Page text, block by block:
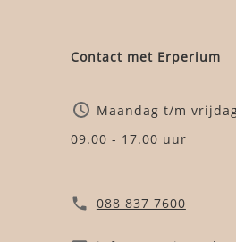
Contact met Erperium
Maandag t/m
09.00 - 17.00 uur
088 837 7600